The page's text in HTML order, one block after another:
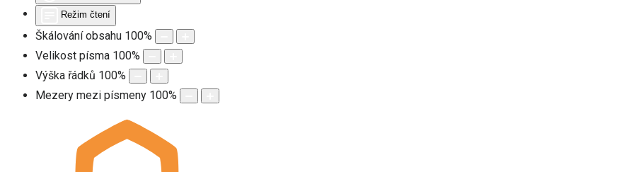
Režim čtení
Škálování obsahu 100%
Velikost písma 100%
Výška řádků 100%
Mezery mezi písmeny 100%